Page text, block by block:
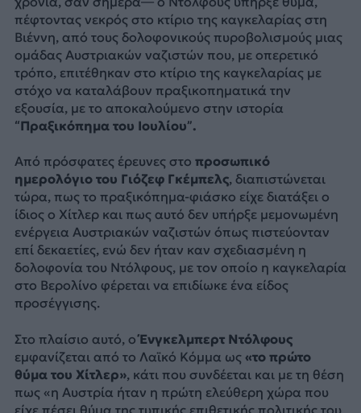
πέφτοντας νεκρός στο κτίριο της καγκελαρίας στη
Βιέννη, από τους δολοφονικούς πυροβολισμούς μιας
ομάδας Αυστριακών ναζιστών που, με οπερετικό
τρόπο, επιτέθηκαν στο κτίριο της καγκελαρίας με
στόχο να καταλάβουν πραξικοπηματικά την
εξουσία, με το αποκαλούμενο στην ιστορία
“Πραξικόπημα του Ιουλίου”.
Από πρόσφατες έρευνες στο προσωπικό
ημερολόγιο του Γιόζεφ Γκέμπελς, διαπιστώνεται
τώρα, πως το πραξικόπημα-φιάσκο είχε διατάξει ο
ίδιος ο Χίτλερ και πως αυτό δεν υπήρξε μεμονωμένη
ενέργεια Αυστριακών ναζιστών όπως πιστεύονταν
επί δεκαετίες, ενώ δεν ήταν καν σχεδιασμένη η
δολοφονία του Ντόλφους, με τον οποίο η καγκελαρία
στο Βερολίνο φέρεται να επιδίωκε ένα είδος
προσέγγισης.
Στο πλαίσιο αυτό, οΈνγκελμπερτ Ντόλφους
εμφανίζεται από το Λαϊκό Κόμμα ως «το πρώτο
θύμα του Χίτλερ», κάτι που συνδέεται και με τη θέση
πως «η Αυστρία ήταν η πρώτη ελεύθερη χώρα που
είχε πέσει θύμα της τυπικής επιθετικής πολιτικής του